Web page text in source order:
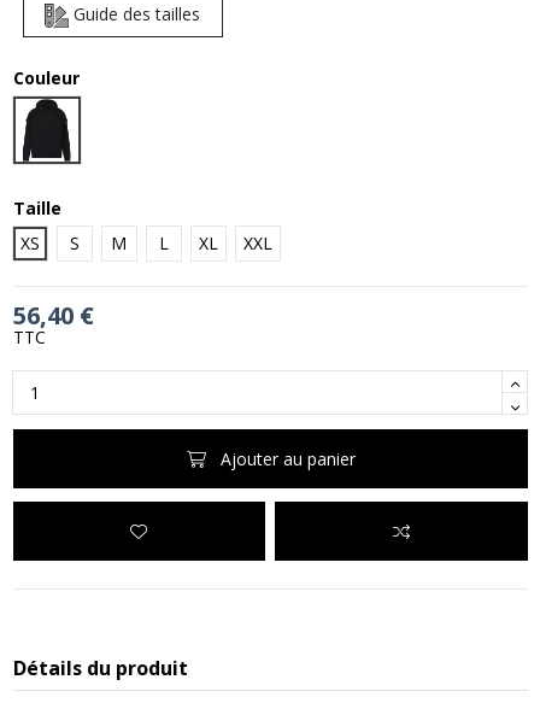
Guide des tailles
Couleur
Sueded Black
Taille
XS
S M L XL XXL
56,40 €
TTC
Ajouter au panier
Détails du produit